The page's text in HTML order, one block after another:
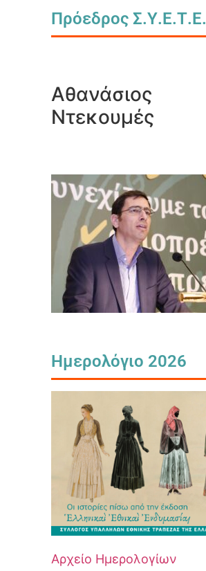
Πρόεδρος Σ.Υ.Ε.Τ.Ε.
Αθανάσιος
Ντεκουμές
Ημερολόγιο 2026
Αρχείο Ημερολογίων